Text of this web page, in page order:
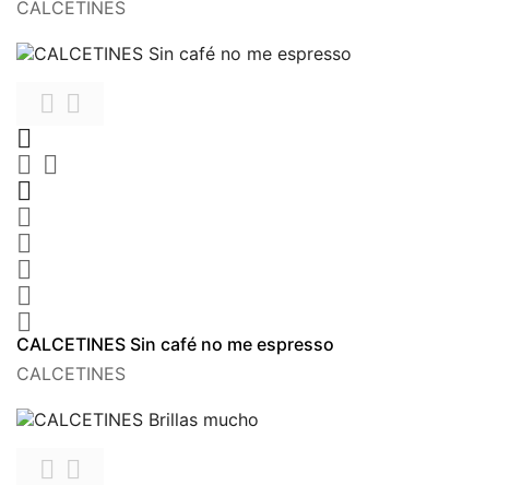
CALCETINES
 

 






CALCETINES Sin café no me espresso
CALCETINES
 